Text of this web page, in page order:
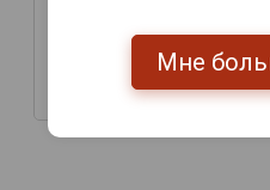
Сигариллы Bucanero Wild
Berry
400 руб.
Мне